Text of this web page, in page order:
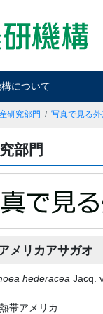
について
研究部門 写真で見る外
部門
メリカアサガオ
hederacea Jacq.
帯アメリカ